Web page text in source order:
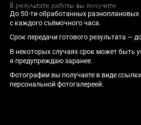
В результате работы вы получите
До 50-ти обработанных разноплановых
с каждого съёмочного часа.
Срок передачи готового результата —
В некоторых случаях срок может быть
я предупреждаю заранее.
Фотографии вы получаете в виде
персональной фотогалереей.